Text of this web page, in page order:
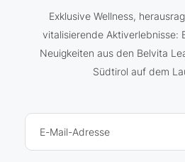
Exklusive Wellness,
vitalisierende Aktiverlebnisse:
Neuigkeiten aus den Belvita
Südtirol auf dem
E-Mail-Adresse